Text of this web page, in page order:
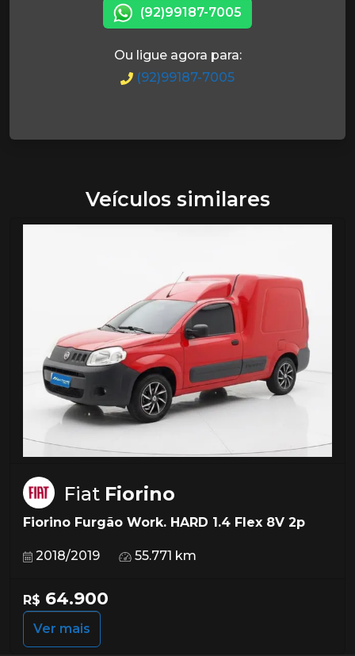
(92)99187-7005
Ou ligue agora para:
(92)99187-7005
Veículos similares
Fiat Fiorino
Fiorino Furgão Work. HARD 1.4 Flex 8V 2p
2018/2019 55.771 km
R$ 64.900
Ver mais